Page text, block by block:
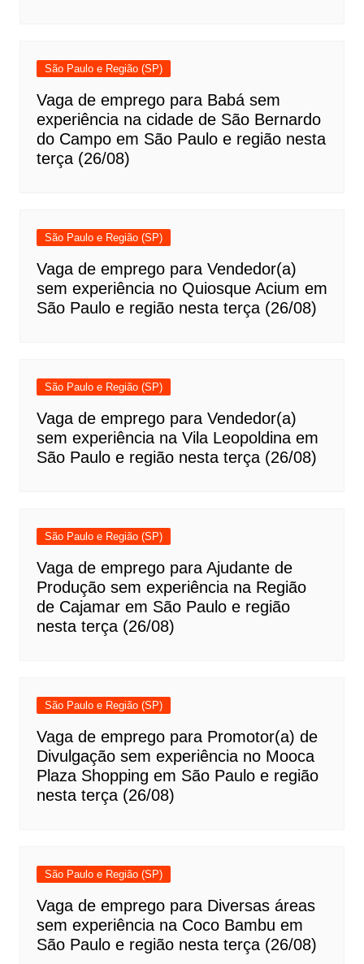
São Paulo e Região (SP)
Vaga de emprego para Babá sem
experiência na cidade de São Bernardo
do Campo em São Paulo e região nesta
terça (26/08)
São Paulo e Região (SP)
Vaga de emprego para Vendedor(a)
sem experiência no Quiosque Acium em
São Paulo e região nesta terça (26/08)
São Paulo e Região (SP)
Vaga de emprego para Vendedor(a)
sem experiência na Vila Leopoldina em
São Paulo e região nesta terça (26/08)
São Paulo e Região (SP)
Vaga de emprego para Ajudante de
Produção sem experiência na Região
de Cajamar em São Paulo e região
nesta terça (26/08)
São Paulo e Região (SP)
Vaga de emprego para Promotor(a) de
Divulgação sem experiência no Mooca
Plaza Shopping em São Paulo e região
nesta terça (26/08)
São Paulo e Região (SP)
Vaga de emprego para Diversas áreas
sem experiência na Coco Bambu em
São Paulo e região nesta terça (26/08)